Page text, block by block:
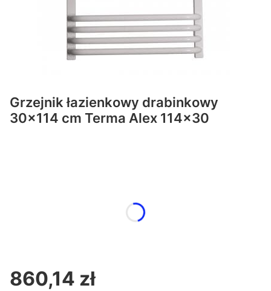
Grzejnik łazienkowy drabinkowy
30x114 cm Terma Alex 114x30
Cena
860,14 zł